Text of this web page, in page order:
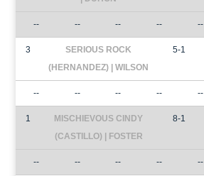
-- -- -- -- --
3
SERIOUS ROCK
(HERNANDEZ) | WILSON
5-1
-- -- -- -- --
1
MISCHIEVOUS CINDY
(CASTILLO) | FOSTER
8-1
-- -- -- -- --